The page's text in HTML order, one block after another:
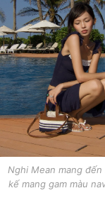
Nghi Mean mang
kế mang gam màu